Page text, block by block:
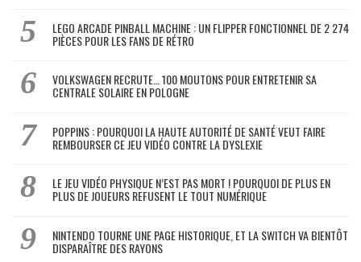
LEGO ARCADE PINBALL MACHINE : UN FLIPPER FONCTIONNEL DE 2 274
PIÈCES POUR LES FANS DE RÉTRO
VOLKSWAGEN RECRUTE… 100 MOUTONS POUR ENTRETENIR SA
CENTRALE SOLAIRE EN POLOGNE
POPPINS : POURQUOI LA HAUTE AUTORITÉ DE SANTÉ VEUT FAIRE
REMBOURSER CE JEU VIDÉO CONTRE LA DYSLEXIE
LE JEU VIDÉO PHYSIQUE N’EST PAS MORT ! POURQUOI DE PLUS EN
PLUS DE JOUEURS REFUSENT LE TOUT NUMÉRIQUE
NINTENDO TOURNE UNE PAGE HISTORIQUE, ET LA SWITCH VA BIENTÔT
DISPARAÎTRE DES RAYONS